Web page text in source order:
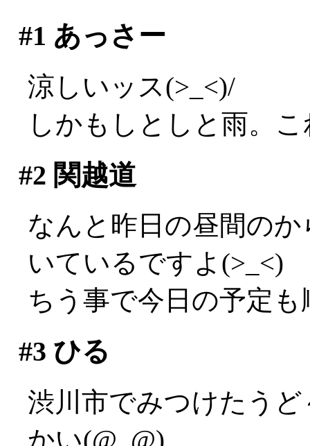
#1 あっさー
涼しいッス(>_<)/
しかもしとしと雨。
#2 関越道
なんと昨日の昼間の
いているですよ(>_<)
ちう事で今日の予定
#3 ひる
渋川市でみつけたう
かい(@_@)